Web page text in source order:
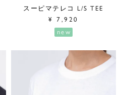
スーピマテレコ L/S TEE
¥ 7,920
new